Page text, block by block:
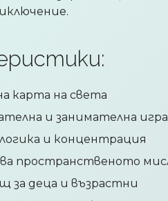
карта на света
и занимателна игра
и концентрация
пространственото
за деца и възрастни